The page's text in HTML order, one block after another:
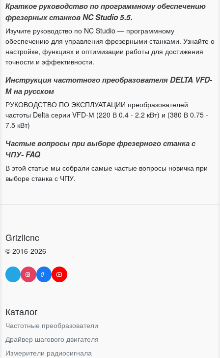
Краткое руководство по программному обеспечению
фрезерных станков NC Studio 5.5.
Изучите руководство по NC Studio — программному
обеспечению для управления фрезерными станками. Узнайте о
настройке, функциях и оптимизации работы для достижения
точности и эффективности.
Инструкция частотного преобразователя DELTA VFD-
М на русском
РУКОВОДСТВО ПО ЭКСПЛУАТАЦИИ преобразователей
частоты Delta серии VFD-М (220 В 0.4 - 2.2 кВт) и (380 В 0.75 -
7.5 кВт)
Частые вопросы при выборе фрезерного станка с
ЧПУ- FAQ
В этой статье мы собрали самые частые вопросы новичка при
выборе станка с ЧПУ.
Grizlicnc
© 2016-2026
Каталог
Частотные преобразователи
Драйвер шагового двигателя
Измерители радиосигнала